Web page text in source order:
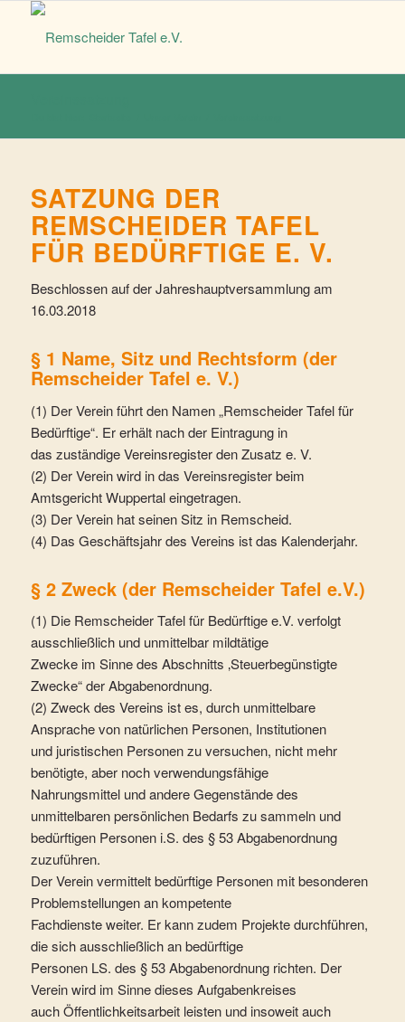
SATZUNG DER
REMSCHEIDER TAFEL
FÜR BEDÜRFTIGE E. V.
Beschlossen auf der Jahreshauptversammlung am
16.03.2018
§ 1 Name, Sitz und Rechtsform (der
Remscheider Tafel e. V.)
(1) Der Verein führt den Namen „Remscheider Tafel für
Bedürftige“. Er erhält nach der Eintragung in
das zuständige Vereinsregister den Zusatz e. V.
(2) Der Verein wird in das Vereinsregister beim
Amtsgericht Wuppertal eingetragen.
(3) Der Verein hat seinen Sitz in Remscheid.
(4) Das Geschäftsjahr des Vereins ist das Kalenderjahr.
§ 2 Zweck (der Remscheider Tafel e.V.)
(1) Die Remscheider Tafel für Bedürftige e.V. verfolgt
ausschließlich und unmittelbar mildtätige
Zwecke im Sinne des Abschnitts ‚Steuerbegünstigte
Zwecke“ der Abgabenordnung.
(2) Zweck des Vereins ist es, durch unmittelbare
Ansprache von natürlichen Personen, Institutionen
und juristischen Personen zu versuchen, nicht mehr
benötigte, aber noch verwendungsfähige
Nahrungsmittel und andere Gegenstände des
unmittelbaren persönlichen Bedarfs zu sammeln und
bedürftigen Personen i.S. des § 53 Abgabenordnung
zuzuführen.
Der Verein vermittelt bedürftige Personen mit besonderen
Problemstellungen an kompetente
Fachdienste weiter. Er kann zudem Projekte durchführen,
die sich ausschließlich an bedürftige
Personen LS. des § 53 Abgabenordnung richten. Der
Verein wird im Sinne dieses Aufgabenkreises
auch Öffentlichkeitsarbeit leisten und insoweit auch